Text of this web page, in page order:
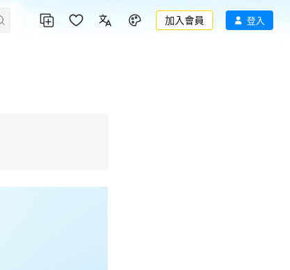
加入會員 登入